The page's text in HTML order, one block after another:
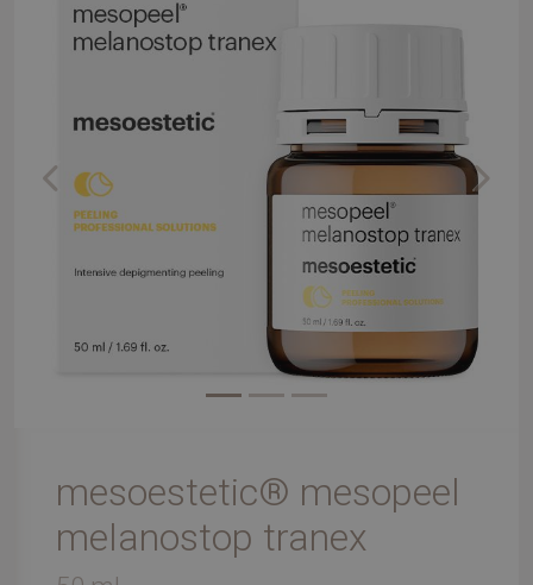
Previous Next
mesoestetic® mesopeel
melanostop tranex